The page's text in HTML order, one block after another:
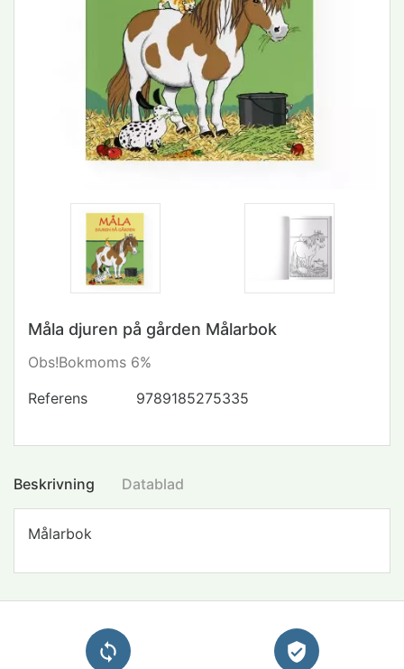
Måla djuren på gården Målarbok
Obs!Bokmoms 6%
Referens
9789185275335
Beskrivning Datablad
Målarbok
loop verified_user